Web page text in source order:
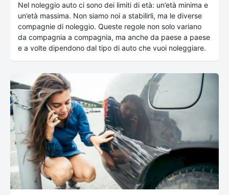
Nel noleggio auto ci sono dei limiti di età: un’età minima e
un’età massima. Non siamo noi a stabilirli, ma le diverse
compagnie di noleggio. Queste regole non solo variano
da compagnia a compagnia, ma anche da paese a paese
e a volte dipendono dal tipo di auto che vuoi noleggiare.